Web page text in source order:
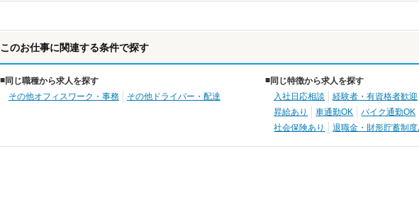
このお仕事に関連する条件で探す
同じ職種から求人を探す
その他オフィスワーク・事務
その他ドライバー・配達
同じ特徴から求人を探す
入社日応相談
経験者・有資格者歓迎
昇給あり
車通勤OK
バイク通勤OK
社会保険あり
退職金・財形貯蓄制